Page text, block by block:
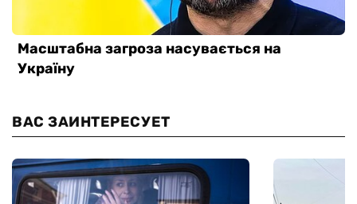
ВАС ЗАИНТЕРЕСУЕТ